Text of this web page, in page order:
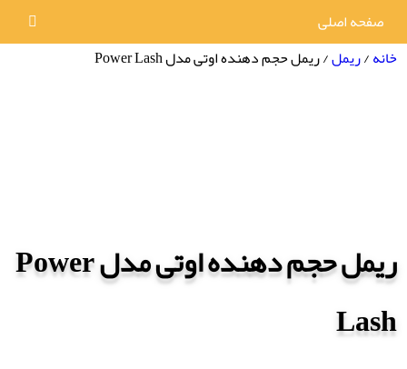
صفحه اصلی
خانه/ریمل/ ریمل حجم دهنده اوتی مدل Power Lash
ریمل حجم دهنده اوتی مدل Power
Lash